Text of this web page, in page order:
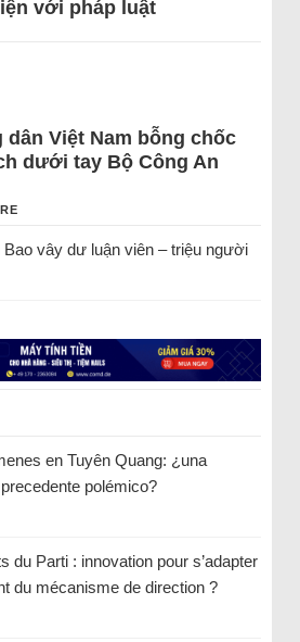
với pháp luật
dân Việt Nam bỗng chốc
dưới tay Bộ Công An
Bao vây dư luận viên – triệu người
en Tuyên Quang: ¿una
polémico?
du Parti : innovation pour s’adapter
du mécanisme de direction ?